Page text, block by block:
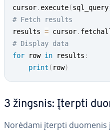
cursor. execute(sql_query
# Fetch results
results = cursor.
# Display data
for row in results :
print ( row)
3 žingsnis: Įterpti
Norėdami įterpti duomenis